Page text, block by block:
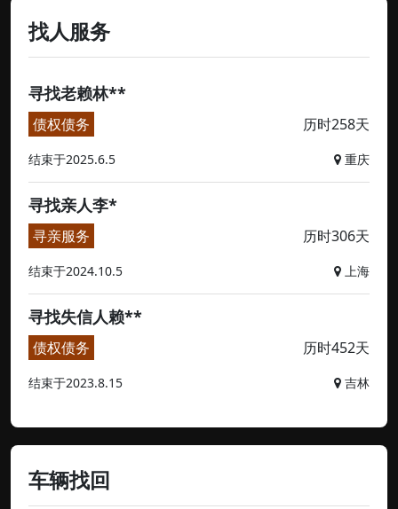
找人服务
寻找老赖林**
债权债务 历时258天
结束于2025.6.5 重庆
寻找亲人李*
寻亲服务 历时306天
结束于2024.10.5 上海
寻找失信人赖**
债权债务 历时452天
结束于2023.8.15 吉林
车辆找回